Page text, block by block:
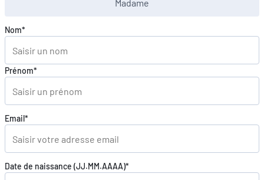
Madame
Nom*
Prénom*
Email*
Date de naissance (JJ.MM.AAAA)*